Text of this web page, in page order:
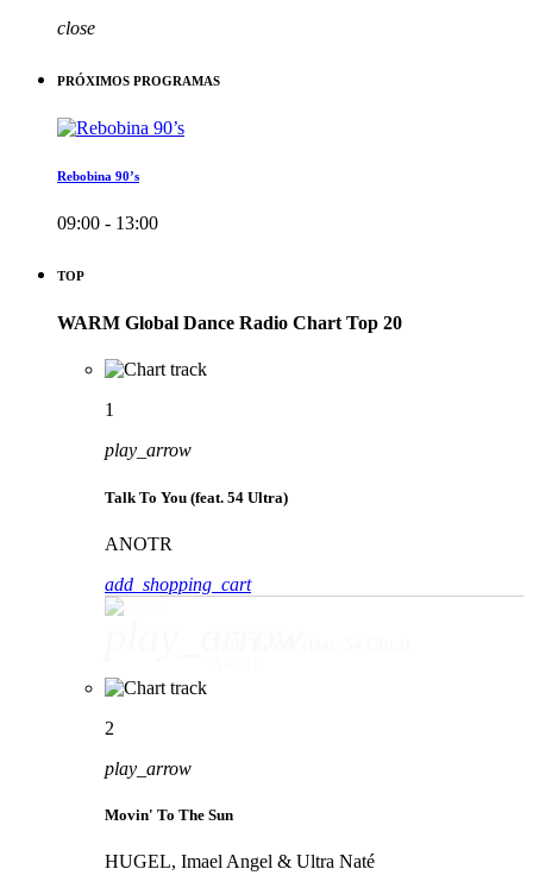
close
PRÓXIMOS PROGRAMAS
Rebobina 90’s
09:00 - 13:00
TOP
WARM Global Dance Radio Chart Top 20
1
play_arrow
Talk To You (feat. 54 Ultra)
ANOTR
add_shopping_cart
2
play_arrow
Movin' To The Sun
HUGEL, Imael Angel & Ultra Naté